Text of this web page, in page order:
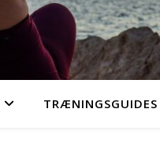
TRÆNINGSGUIDES